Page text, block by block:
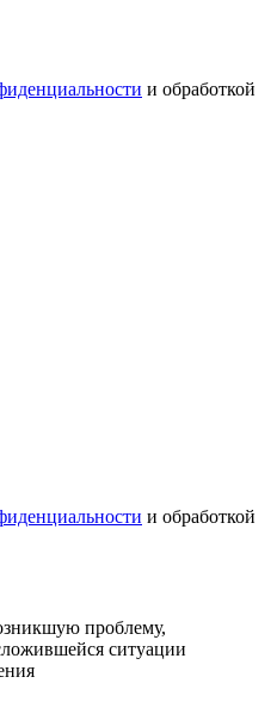
и обработкой
и обработкой
проблему,
ситуации